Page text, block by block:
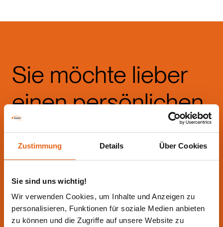
Zustimmung Details Über Cookies
Sie sind uns wichtig!
Wir verwenden Cookies, um Inhalte und Anzeigen zu
personalisieren, Funktionen für soziale Medien anbieten
zu können und die Zugriffe auf unsere Website zu
Sie möchte lieber
einen persönlichen
Beratungstermin?
Kein Problem! Wir beraten
Sie gerne!